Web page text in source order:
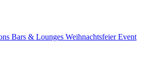
Bars & Lounges WeihnachtsfeierEvent